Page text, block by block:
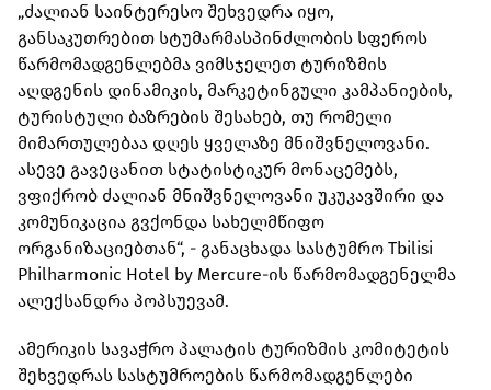
„ძალიან საინტერესო შეხვედრა იყო,
განსაკუთრებით სტუმარმასპინძლობის სფეროს
წარმომადგენლებმა ვიმსჯელეთ ტურიზმის
აღდგენის დინამიკის, მარკეტინგული კამპანიების,
ტურისტული ბაზრების შესახებ, თუ რომელი
მიმართულებაა დღეს ყველაზე მნიშვნელოვანი.
ასევე გავეცანით სტატისტიკურ მონაცემებს,
ვფიქრობ ძალიან მნიშვნელოვანი უკუკავშირი და
კომუნიკაცია გვქონდა სახელმწიფო
ორგანიზაციებთან“, - განაცხადა სასტუმრო Tbilisi
Philharmonic Hotel by Mercure-ის წარმომადგენელმა
ალექსანდრა პოპსუევამ.
ამერიკის სავაჭრო პალატის ტურიზმის კომიტეტის
შეხვედრას სასტუმროების წარმომადგენლები